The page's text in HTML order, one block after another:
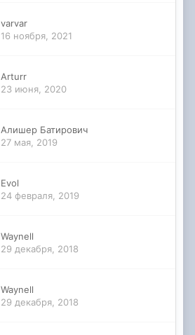
varvar
16 ноября, 2021
Arturr
23 июня, 2020
Алишер Батирович
27 мая, 2019
Evol
24 февраля, 2019
Waynell
29 декабря, 2018
Waynell
29 декабря, 2018